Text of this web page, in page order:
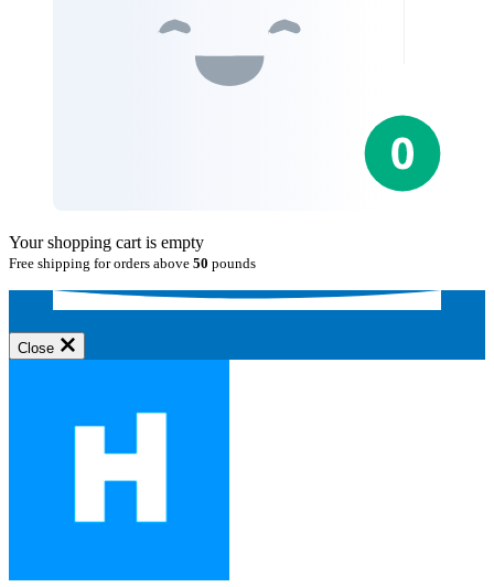
Your shopping cart is empty
Free shipping for orders above 50 pounds
Close